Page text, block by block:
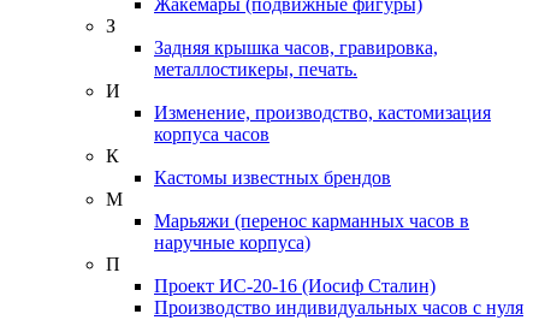
Жакемары (подвижные фигуры)
З
Задняя крышка часов, гравировка,
металлостикеры, печать.
И
Изменение, производство, кастомизация
корпуса часов
К
Кастомы известных брендов
М
Марьяжи (перенос карманных часов в
наручные корпуса)
П
Проект ИС-20-16 (Иосиф Сталин)
Производство индивидуальных часов с нуля